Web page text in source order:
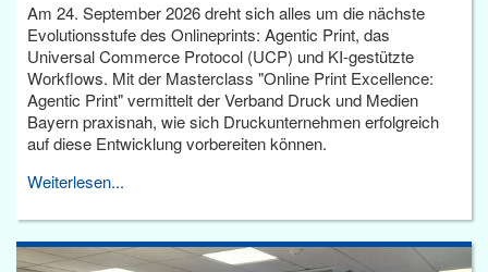
Am 24. September 2026 dreht sich alles um die nächste
Evolutionsstufe des Onlineprints: Agentic Print, das
Universal Commerce Protocol (UCP) und KI-gestützte
Workflows. Mit der Masterclass "Online Print Excellence:
Agentic Print" vermittelt der Verband Druck und Medien
Bayern praxisnah, wie sich Druckunternehmen erfolgreich
auf diese Entwicklung vorbereiten können.
Weiterlesen...